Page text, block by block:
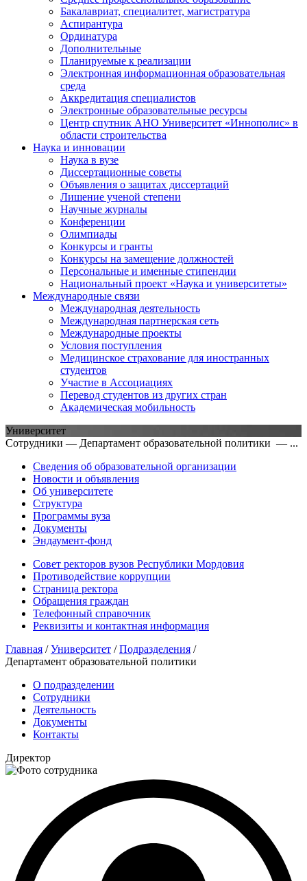
Бакалавриат, специалитет, магистратура
Аспирантура
Ординатура
Дополнительные
Планируемые к реализации
Электронная информационная образовательная
среда
Аккредитация специалистов
Электронные образовательные ресурсы
Центр спутник АНО Университет «Иннополис» в
области строительства
Наука и инновации
Наука в вузе
Диссертационные советы
Объявления о защитах диссертаций
Лишение ученой степени
Научные журналы
Конференции
Олимпиады
Конкурсы и гранты
Конкурсы на замещение должностей
Персональные и именные стипендии
Национальный проект «Наука и университеты»
Международные связи
Международная деятельность
Международная партнерская сеть
Международные проекты
Условия поступления
Медицинское страхование для иностранных
студентов
Участие в Ассоциациях
Перевод студентов из других стран
Академическая мобильность
Университет
Сотрудники — Департамент образовательной политики — ...
Сведения об образовательной организации
Новости и объявления
Об университете
Структура
Программы вуза
Документы
Эндаумент-фонд
Совет ректоров вузов Республики Мордовия
Противодействие коррупции
Страница ректора
Обращения граждан
Телефонный справочник
Реквизиты и контактная информация
Главная /Университет /Подразделения /
Департамент образовательной политики
О подразделении
Сотрудники
Деятельность
Документы
Контакты
Директор